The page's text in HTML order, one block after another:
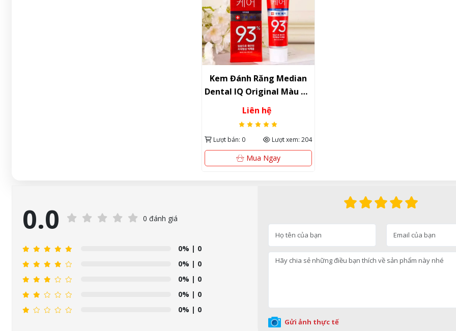
Kem Đánh Răng Median
Dental IQ Original Màu Đỏ
120g
Liên hệ
Lượt bán: 0 Lượt xem: 204
Mua Ngay
0.0 0 đánh giá
0% | 0
0% | 0
0% | 0
0% | 0
0% | 0
Gửi ảnh thực tế